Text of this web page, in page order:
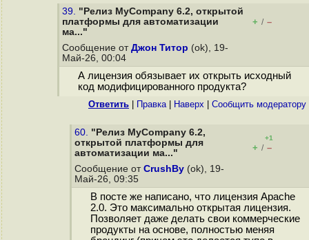
39. "Релиз MyCompany 6.2, открытой
платформы для автоматизации
ма..."
+ / –
Сообщение от Джон Титор (ok), 19-
Май-26, 00:04
А лицензия обязывает их открыть исходный
код модифицированного продукта?
Ответить Правка| Наверх Cообщить модератору
60. "Релиз MyCompany 6.2,
открытой платформы для
автоматизации ма..."
+1
+ / –
Сообщение от CrushBy (ok), 19-
Май-26, 09:35
В посте же написано, что лицензия Apache
2.0. Это максимально открытая лицензия.
Позволяет даже делать свои коммерческие
продукты на основе, полностью меняя